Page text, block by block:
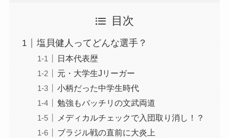
目次
塩貝健人ってどんな選手？
日本代表歴
元・大学生Jリーガー
小柄だった中学生時代
勉強もバッチリの文武両道
メディカルチェックで入団取り消し！？
ブラジル戦の直前に大炎上